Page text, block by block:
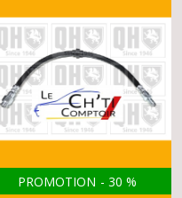
PROMOTION - 30 %